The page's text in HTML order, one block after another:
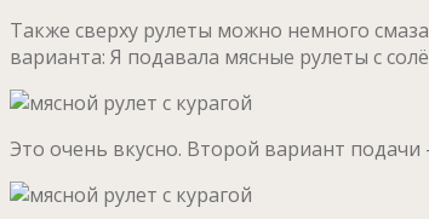
Также сверху рулеты можно немного
варианта: Я подавала мясные рулеты с
Это очень вкусно. Второй вариант